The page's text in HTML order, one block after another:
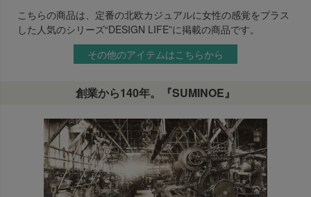
こちらの商品は、定番の北欧カジュアルに女性の感覚をプラス
した人気のシリーズ“DESIGN LIFE”に掲載の商品です。
その他のアイテムはこちらから
創業から140年。『SUMINOE』